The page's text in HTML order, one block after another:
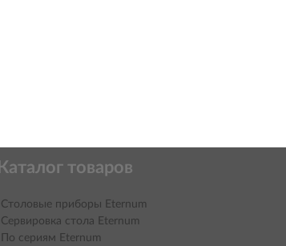
Каталог товаров
Столовые приборы Eternum
Сервировка стола Eternum
По сериям Eternum